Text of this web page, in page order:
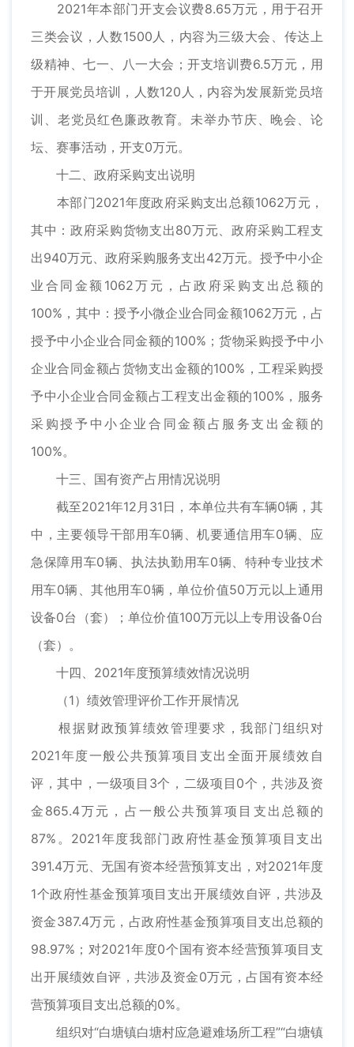
2021年本部门开支会议费8.65万元，用于召开
三类会议，人数1500人，内容为三级大会、传达上
级精神、七一、八一大会；开支培训费6.5万元，用
于开展党员培训，人数120人，内容为发展新党员培
训、老党员红色廉政教育。未举办节庆、晚会、论
坛、赛事活动，开支0万元。
十二、政府采购支出说明
本部门2021年度政府采购支出总额1062万元，
其中：政府采购货物支出80万元、政府采购工程支
出940万元、政府采购服务支出42万元。授予中小企
业合同金额1062万元，占政府采购支出总额的
100%，其中：授予小微企业合同金额1062万元，占
授予中小企业合同金额的100%；货物采购授予中小
企业合同金额占货物支出金额的100%，工程采购授
予中小企业合同金额占工程支出金额的100%，服务
采购授予中小企业合同金额占服务支出金额的
100%。
十三、国有资产占用情况说明
截至2021年12月31日，本单位共有车辆0辆，其
中，主要领导干部用车0辆、机要通信用车0辆、应
急保障用车0辆、执法执勤用车0辆、特种专业技术
用车0辆、其他用车0辆，单位价值50万元以上通用
设备0台（套）；单位价值100万元以上专用设备0台
（套）。
十四、2021年度预算绩效情况说明
（1）绩效管理评价工作开展情况
根据财政预算绩效管理要求，我部门组织对
2021年度一般公共预算项目支出全面开展绩效自
评，其中，一级项目3个，二级项目0个，共涉及资
金865.4万元，占一般公共预算项目支出总额的
87%。2021年度我部门政府性基金预算项目支出
391.4万元、无国有资本经营预算支出，对2021年度
1个政府性基金预算项目支出开展绩效自评，共涉及
资金387.4万元，占政府性基金预算项目支出总额的
98.97%；对2021年度0个国有资本经营预算项目支
出开展绩效自评，共涉及资金0万元，占国有资本经
营预算项目支出总额的0%。
组织对“白塘镇白塘村应急避难场所工程”“白塘镇